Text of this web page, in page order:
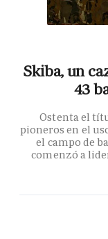
Skiba, un
43
Ostenta el
pioneros en el
el campo de
comenzó a